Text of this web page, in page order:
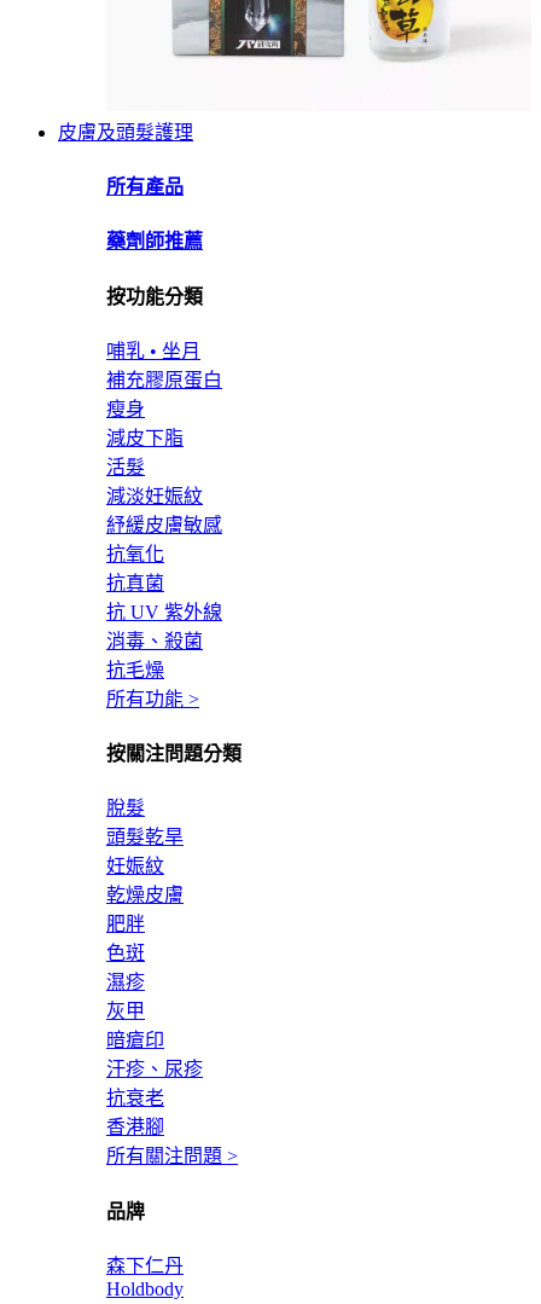
皮膚及頭髮護理
所有產品
藥劑師推薦
按功能分類
哺乳 • 坐月
補充膠原蛋白
瘦身
減皮下脂
活髮
減淡妊娠紋
紓緩皮膚敏感
抗氧化
抗真菌
抗 UV 紫外線
消毒、殺菌
抗毛燥
所有功能 >
按關注問題分類
脫髮
頭髮乾旱
妊娠紋
乾燥皮膚
肥胖
色斑
濕疹
灰甲
暗瘡印
汗疹、尿疹
抗衰老
香港腳
所有關注問題 >
品牌
森下仁丹
Holdbody